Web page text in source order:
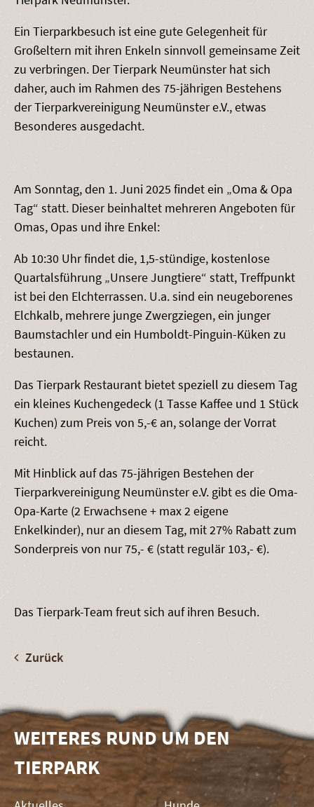
Ein Tierparkbesuch ist eine gute Gelegenheit für
Großeltern mit ihren Enkeln sinnvoll gemeinsame Zeit
zu verbringen. Der Tierpark Neumünster hat sich
daher, auch im Rahmen des 75-jährigen Bestehens
der Tierparkvereinigung Neumünster e.V., etwas
Besonderes ausgedacht.
Am Sonntag, den 1. Juni 2025 findet ein „Oma & Opa
Tag“ statt. Dieser beinhaltet mehreren Angeboten für
Omas, Opas und ihre Enkel:
Ab 10:30 Uhr findet die, 1,5-stündige, kostenlose
Quartalsführung „Unsere Jungtiere“ statt, Treffpunkt
ist bei den Elchterrassen. U.a. sind ein neugeborenes
Elchkalb, mehrere junge Zwergziegen, ein junger
Baumstachler und ein Humboldt-Pinguin-Küken zu
bestaunen.
Das Tierpark Restaurant bietet speziell zu diesem Tag
ein kleines Kuchengedeck (1 Tasse Kaffee und 1 Stück
Kuchen) zum Preis von 5,-€ an, solange der Vorrat
reicht.
Mit Hinblick auf das 75-jährigen Bestehen der
Tierparkvereinigung Neumünster e.V. gibt es die Oma-
Opa-Karte (2 Erwachsene + max 2 eigene
Enkelkinder), nur an diesem Tag, mit 27% Rabatt zum
Sonderpreis von nur 75,- € (statt regulär 103,- €).
Das Tierpark-Team freut sich auf ihren Besuch.
Zurück
WEITERES RUND UM DEN
TIERPARK